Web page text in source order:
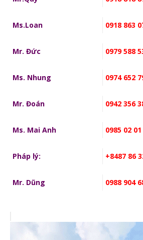
Ms.Loan 0918 863
Mr. Đức 0979 588
Ms. Nhung 0974 652
Mr. Đoán 0942 356
Ms. Mai Anh 0985 02
Pháp lý: +8487 86
Mr. Dũng 0988 904